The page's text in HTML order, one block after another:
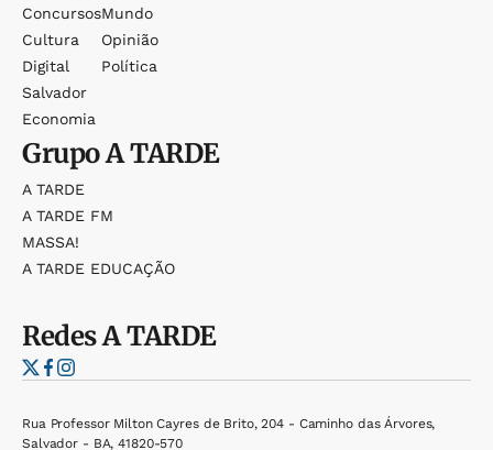
Concursos
Cultura
Digital
Salvador
Economia
Mundo
Opinião
Política
GrupoA TARDE
A TARDE
A TARDE FM
MASSA!
A TARDE EDUCAÇÃO
RedesA TARDE
Rua Professor Milton Cayres de Brito, 204 - Caminho das Árvores,
Salvador - BA, 41820-570